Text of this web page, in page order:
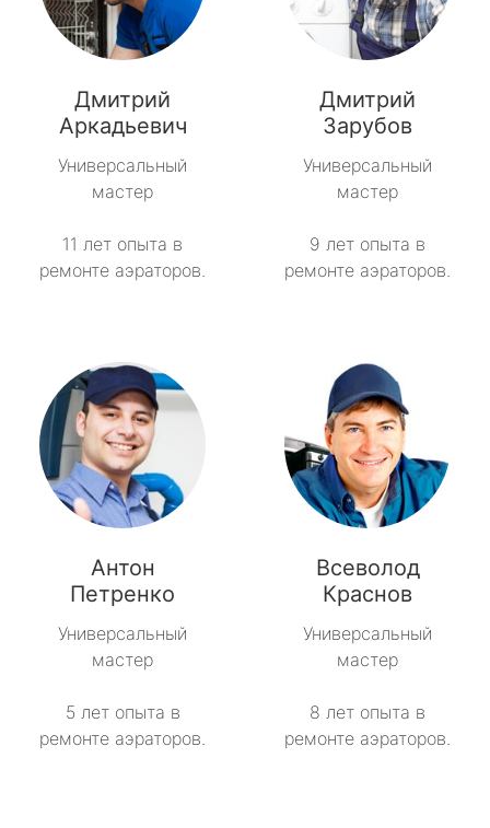
Дмитрий
Аркадьевич
Универсальный
мастер
11 лет опыта в
ремонте аэраторов.
Дмитрий
Зарубов
Универсальный
мастер
9 лет опыта в
ремонте аэраторов.
Антон
Петренко
Универсальный
мастер
5 лет опыта в
ремонте аэраторов.
Всеволод
Краснов
Универсальный
мастер
8 лет опыта в
ремонте аэраторов.